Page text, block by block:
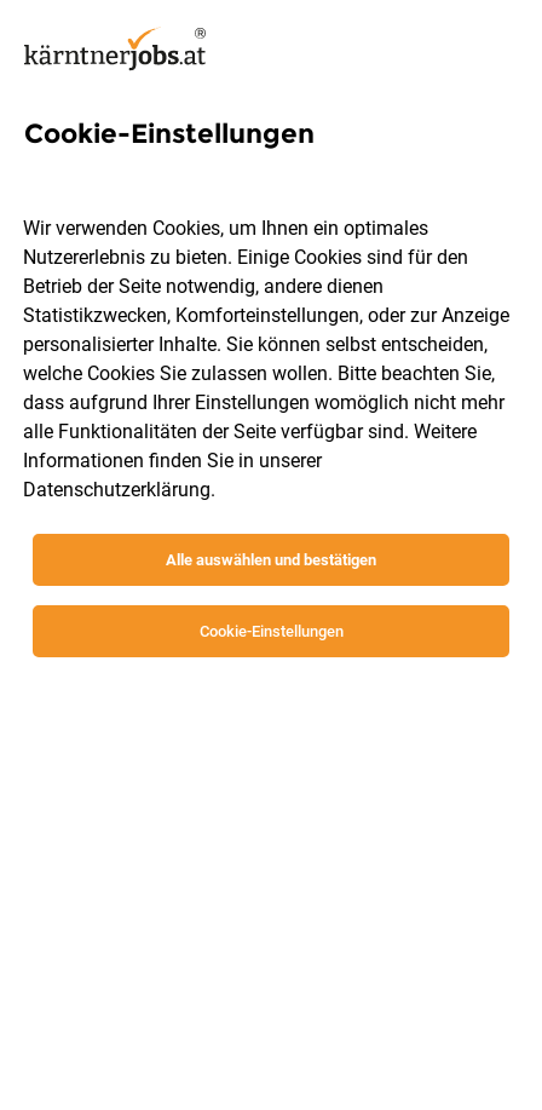
Diplomiertes Gesundheits-
(DGKP)
autArK Soziale Dienstleistungs-GmbH
Villach, Spittal an der Drau Teilzeit 02.08.2026
Cookie-Einstellungen
Wir verwenden Cookies, um Ihnen ein optimales
Nutzererlebnis zu bieten. Einige Cookies sind für den
Betrieb der Seite notwendig, andere dienen
Statistikzwecken, Komforteinstellungen, oder zur Anzeige
personalisierter Inhalte. Sie können selbst entscheiden,
welche Cookies Sie zulassen wollen. Bitte beachten Sie,
dass aufgrund Ihrer Einstellungen womöglich nicht mehr
alle Funktionalitäten der Seite verfügbar sind. Weitere
Informationen finden Sie in unserer
Datenschutzerklärung.
Alle auswählen und bestätigen
Cookie-Einstellungen